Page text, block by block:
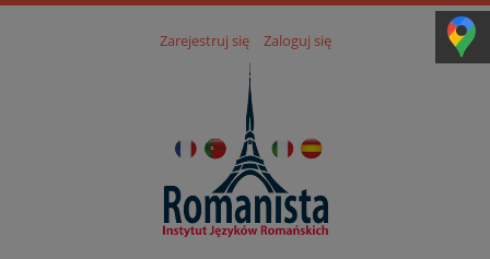
Zarejestruj się Zaloguj się